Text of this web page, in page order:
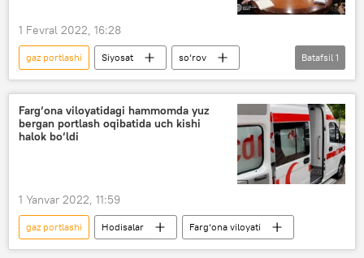
1 Fevral 2022, 16:28
gaz portlashi Siyosat
so‘rov
O‘zbekiston Oliy Majlisi Senati
Batafsil 1
Farg‘ona viloyatidagi hammomda yuz
bergan portlash oqibatida uch kishi
halok bo‘ldi
1 Yanvar 2022, 11:59
gaz portlashi Hodisalar Farg‘ona viloyati